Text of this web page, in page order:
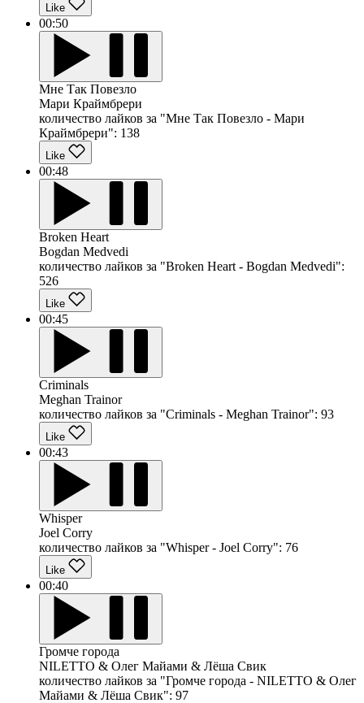
Like
00:50
Мне Так Повезло
Мари Краймбрери
количество лайков за "Мне Так Повезло - Мари
Краймбрери": 138
Like
00:48
Broken Heart
Bogdan Medvedi
количество лайков за "Broken Heart - Bogdan Medvedi":
526
Like
00:45
Criminals
Meghan Trainor
количество лайков за "Criminals - Meghan Trainor": 93
Like
00:43
Whisper
Joel Corry
количество лайков за "Whisper - Joel Corry": 76
Like
00:40
Громче города
NILETTO & Олег Майами & Лёша Свик
количество лайков за "Громче города - NILETTO & Олег
Майами & Лёша Свик": 97